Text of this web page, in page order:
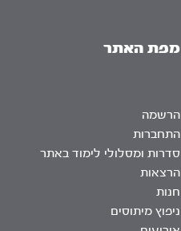
מפת האתר
הרשמה
התחברות
סדרות ומסלולי לימוד באתר
הרצאות
חנות
ניפוץ מיתוסים